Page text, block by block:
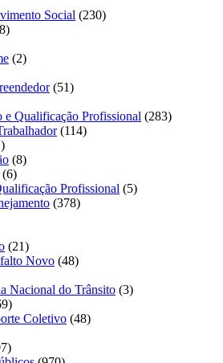
Social (230)
(2)
(51)
e Qualificação Profissional (283)
(114)
(8)
(6)
Profissional (5)
(378)
(21)
Novo (48)
Nacional do Trânsito (3)
Coletivo (48)